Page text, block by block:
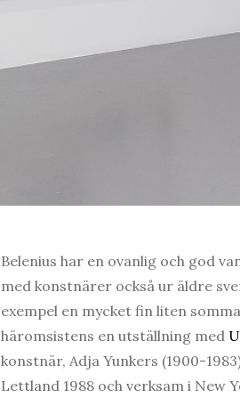
Belenius har en ovanlig och god
med konstnärer också ur äldre
exempel en mycket fin liten
häromsistens en utställning med
konstnär, Adja Yunkers (1900-
Lettland 1988 och verksam i New